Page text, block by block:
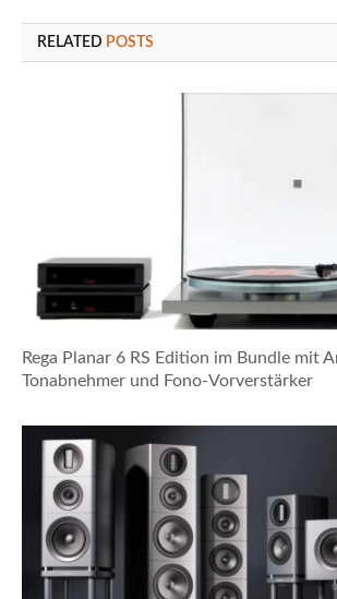
RELATED POSTS
Rega Planar 6 RS Edition im Bundle mit
Tonabnehmer und Fono-Vorverstärker